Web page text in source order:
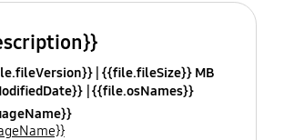
{{file.fileSize}} MB
{{file.osNames}}